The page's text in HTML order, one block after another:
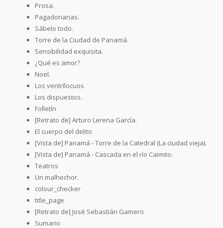
Prosa.
Pagadorianas.
Sábelo todo.
Torre de la Ciudad de Panamá.
Sensibilidad exquisita.
¿Qué es amor?
Noel.
Los ventrílocuos
Los dispuestos.
Folletín
[Retrato de] Arturo Lerena García.
El cuerpo del delito
[Vista de] Panamá - Torre de la Catedral (La ciudad vieja).
[Vista de] Panamá - Cascada en el río Caimito.
Teatros
Un malhechor.
colour_checker
title_page
[Retrato de] José Sebastián Gamero
Sumario